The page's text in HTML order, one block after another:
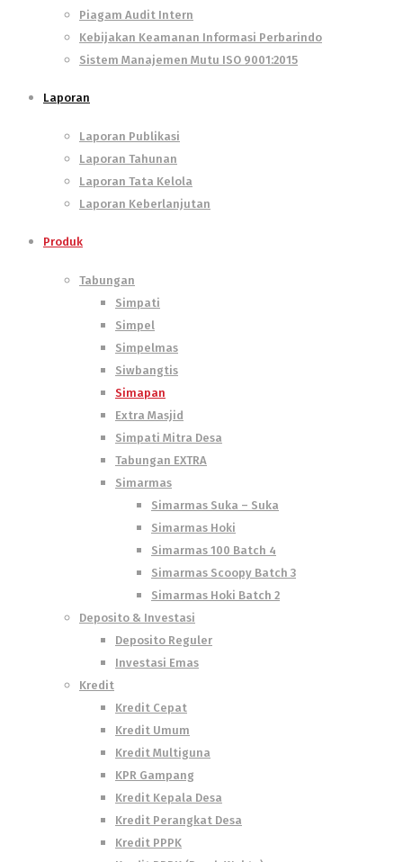
Piagam Audit Intern
Kebijakan Keamanan Informasi Perbarindo
Sistem Manajemen Mutu ISO 9001:2015
Laporan
Laporan Publikasi
Laporan Tahunan
Laporan Tata Kelola
Laporan Keberlanjutan
Produk
Tabungan
Simpati
Simpel
Simpelmas
Siwbangtis
Simapan
Extra Masjid
Simpati Mitra Desa
Tabungan EXTRA
Simarmas
Simarmas Suka – Suka
Simarmas Hoki
Simarmas 100 Batch 4
Simarmas Scoopy Batch 3
Simarmas Hoki Batch 2
Deposito & Investasi
Deposito Reguler
Investasi Emas
Kredit
Kredit Cepat
Kredit Umum
Kredit Multiguna
KPR Gampang
Kredit Kepala Desa
Kredit Perangkat Desa
Kredit PPPK